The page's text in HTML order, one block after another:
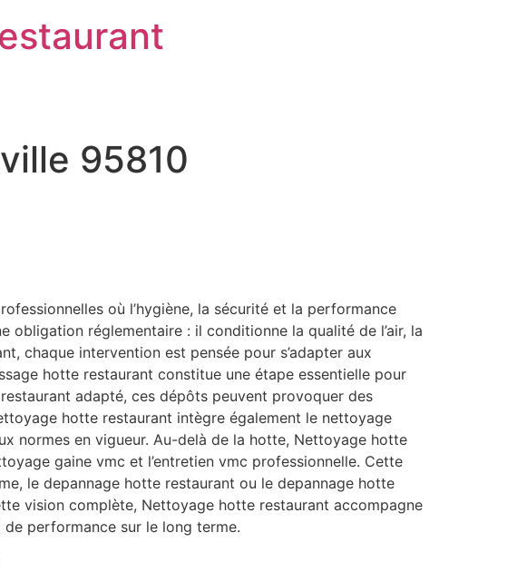
95810
où l’hygiène, la sécurité et la performance
réglementaire : il conditionne la qualité de l’air, la
chaque intervention est pensée pour s’adapter aux
hotte restaurant constitue une étape essentielle pour
adapté, ces dépôts peuvent provoquer des
hotte restaurant intègre également le nettoyage
normes en vigueur. Au-delà de la hotte, Nettoyage hotte
gaine vmc et l’entretien vmc professionnelle. Cette
le depannage hotte restaurant ou le depannage hotte
vision complète, Nettoyage hotte restaurant accompagne
performance sur le long terme.